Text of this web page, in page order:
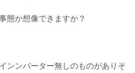
態か想像できますか？
ンンバーター無しのものがありそ